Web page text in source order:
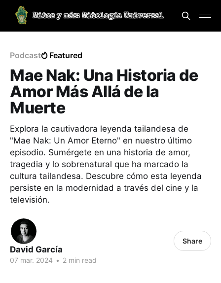
Podcast Featured
Mae Nak: Una Historia de
Amor Más Allá de la
Muerte
Explora la cautivadora leyenda tailandesa de
"Mae Nak: Un Amor Eterno" en nuestro último
episodio. Sumérgete en una historia de amor,
tragedia y lo sobrenatural que ha marcado la
cultura tailandesa. Descubre cómo esta leyenda
persiste en la modernidad a través del cine y la
televisión.
David García
07 mar. 2024 • 2 min read
Share